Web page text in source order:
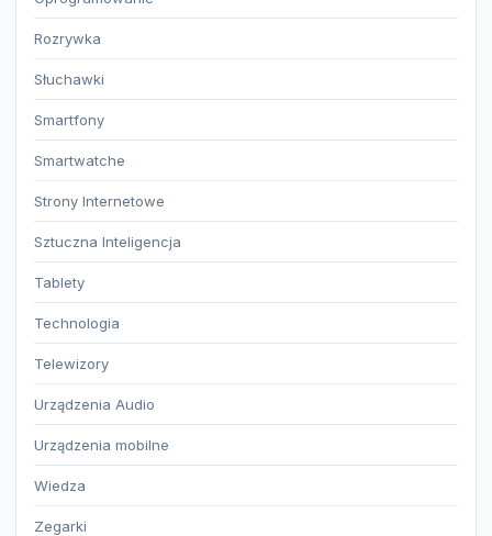
Rozrywka
Słuchawki
Smartfony
Smartwatche
Strony Internetowe
Sztuczna Inteligencja
Tablety
Technologia
Telewizory
Urządzenia Audio
Urządzenia mobilne
Wiedza
Zegarki